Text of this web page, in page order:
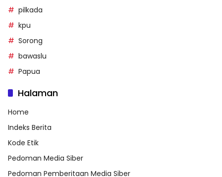
pilkada
kpu
Sorong
bawaslu
Papua
Halaman
Home
Indeks Berita
Kode Etik
Pedoman Media Siber
Pedoman Pemberitaan Media Siber